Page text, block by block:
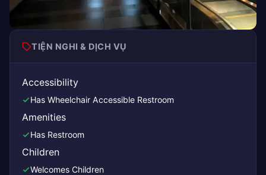
TIỆN NGHI & DỊCH VỤ
Accessibility
Has Wheelchair Accessible Restroom
Amenities
Has Restroom
Children
Welcomes Children